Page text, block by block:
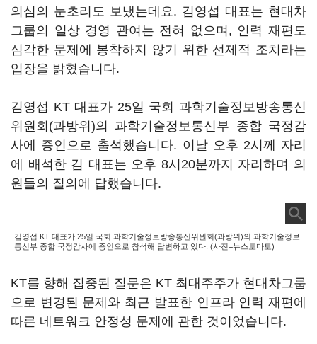
의심의 눈초리도 보냈는데요. 김영섭 대표는 현대차
그룹의 일상 경영 관여는 전혀 없으며, 인력 재편도
심각한 문제에 봉착하지 않기 위한 선제적 조치라는
입장을 밝혔습니다.
김영섭 KT 대표가 25일 국회 과학기술정보방송통신
위원회(과방위)의 과학기술정보통신부 종합 국정감
사에 증인으로 출석했습니다. 이날 오후 2시께 자리
에 배석한 김 대표는 오후 8시20분까지 자리하며 의
원들의 질의에 답했습니다.
김영섭 KT 대표가 25일 국회 과학기술정보방송통신위원회(과방위)의 과학기술정보
통신부 종합 국정감사에 증인으로 참석해 답변하고 있다. (사진=뉴스토마토)
KT를 향해 집중된 질문은 KT 최대주주가 현대차그룹
으로 변경된 문제와 최근 발표한 인프라 인력 재편에
따른 네트워크 안정성 문제에 관한 것이었습니다.